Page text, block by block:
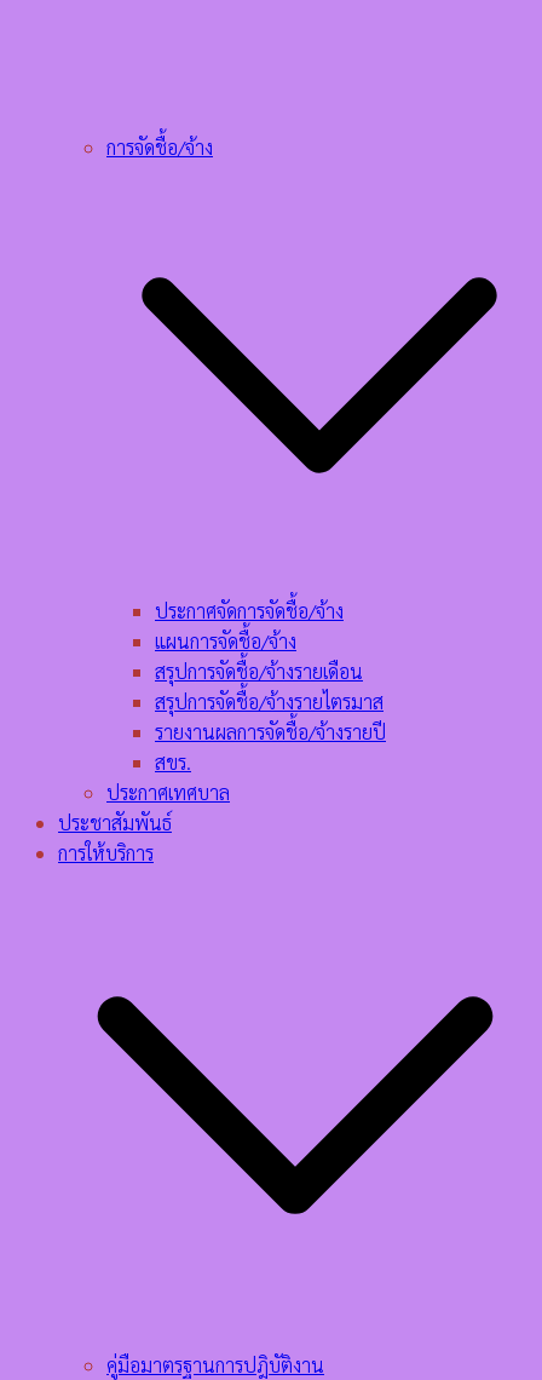
การจัดชื้อ/จ้าง
ประกาศจัดการจัดชื้อ/จ้าง
แผนการจัดชื้อ/จ้าง
สรุปการจัดชื้อ/จ้างรายเดือน
สรุปการจัดชื้อ/จ้างรายไตรมาส
รายงานผลการจัดชื้อ/จ้างรายปี
สขร.
ประกาศเทศบาล
ประชาสัมพันธ์
การให้บริการ
คู่มือมาตรฐานการปฎิบัติงาน